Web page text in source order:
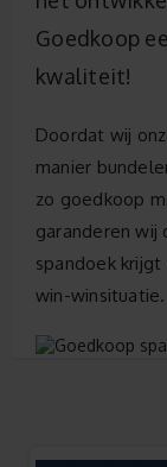
Goedkoop
kwaliteit!
Doordat wij
manier
zo goedkoop
garanderen wij
spandoek
win-winsituatie.